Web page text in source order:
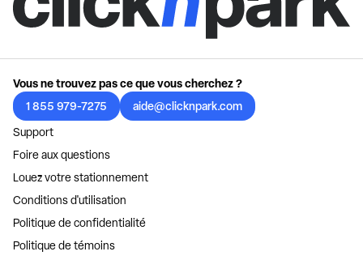
Vous ne trouvez pas ce que vous cherchez ?
1 855 979-7275
aide@clicknpark.com
Support
Foire aux questions
Louez votre stationnement
Conditions d'utilisation
Politique de confidentialité
Politique de témoins